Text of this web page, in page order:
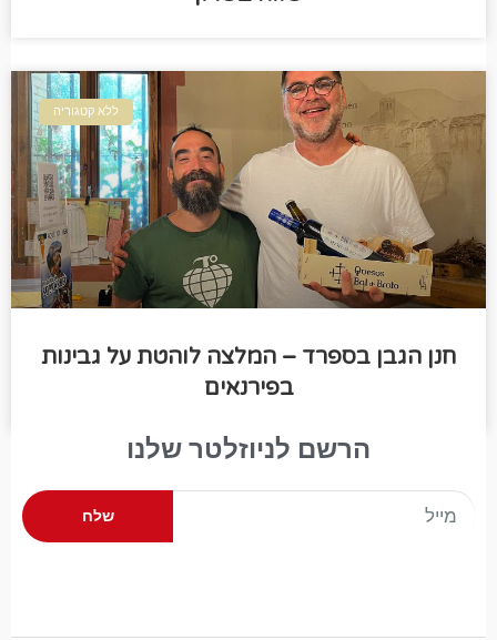
ללא קטגוריה
חנן הגבן בספרד – המלצה לוהטת על גבינות
בפירנאים
הרשם לניוזלטר שלנו
שלח